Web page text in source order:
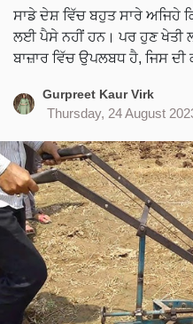
ਸਾਡੇ ਦੇਸ਼ ਵਿੱਚ ਬਹੁਤ ਸਾਰੇ ਅਜਿਹੇ
ਲਈ ਪੈਸੇ ਨਹੀਂ ਹਨ। ਪਰ ਹੁਣ ਖੇਤੀ
ਬਾਜ਼ਾਰ ਵਿੱਚ ਉਪਲਬਧ ਹੈ, ਜਿਸ
Gurpreet Kaur Virk
Thursday, 24 August